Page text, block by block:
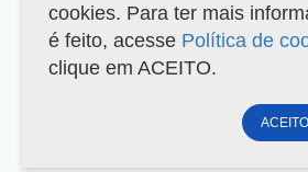
cookies. Para ter mais
é feito, acesse Política de
clique em ACEITO.
ACEITO